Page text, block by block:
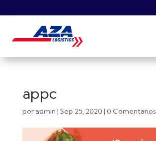
appc
por admin | Sep 25, 2020 | 0 Comentarios